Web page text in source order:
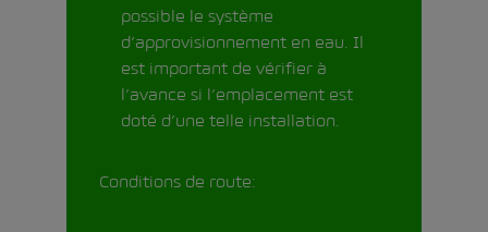
possible le système
d’approvisionnement en eau. Il
est important de vérifier à
l’avance si l’emplacement est
doté d’une telle installation.
Conditions de route: